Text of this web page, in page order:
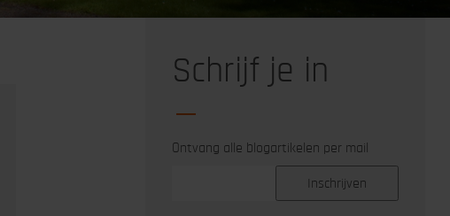
Schrijf je in
Ontvang alle blogartikelen per mail